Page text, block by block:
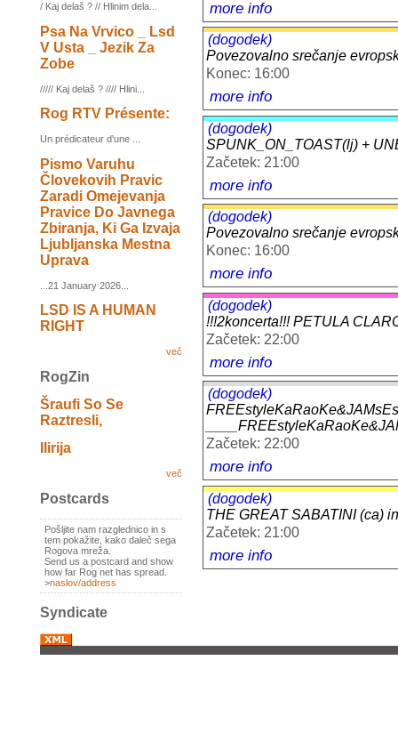
/ Kaj delaš ? // Hlinim dela...
Psa Na Vrvico _ Lsd
V Usta _ Jezik Za
Zobe
///// Kaj delaš ? //// Hlini...
Rog RTV Présente:
Un prédicateur d'une ...
Pismo Varuhu
Človekovih Pravic
Zaradi Omejevanja
Pravice Do Javnega
Zbiranja, Ki Ga Izvaja
Ljubljanska Mestna
Uprava
...21 January 2026...
LSD IS A HUMAN
RIGHT
več
RogZin
Šraufi So Se
Raztresli,
Ilirija
več
Postcards
Pošljite nam razglednico in s
tem pokažite, kako daleč sega
Rogova mreža.
Send us a postcard and show
how far Rog net has spread.
>naslov/address
Syndicate
more info
(dogodek)
Povezovalno srečanje
Konec: 16:00
more info
(dogodek)
SPUNK_ON_TOAST(lj) +
Začetek: 21:00
more info
(dogodek)
Povezovalno srečanje
Konec: 16:00
more info
(dogodek)
!!!2koncerta!!! PETULA
Začetek: 22:00
more info
(dogodek)
Začetek: 22:00
more info
(dogodek)
THE GREAT SABATINI (ca)
Začetek: 21:00
more info